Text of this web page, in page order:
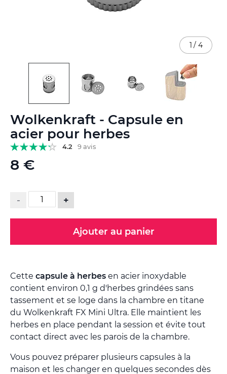
Wolkenkraft - Capsule en
acier pour herbes
4.2 9 avis
8 €
- +
Ajouter au panier
Cette capsule à herbes en acier inoxydable
contient environ 0,1 g d'herbes grindées sans
tassement et se loge dans la chambre en titane
du Wolkenkraft FX Mini Ultra. Elle maintient les
herbes en place pendant la session et évite tout
contact direct avec les parois de la chambre.
Vous pouvez préparer plusieurs capsules à la
maison et les changer en quelques secondes dès
1 / 4
to
the
beginning
of
the
images